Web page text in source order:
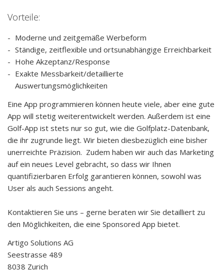
Vorteile:
Moderne und zeitgemäße Werbeform
Ständige, zeitflexible und ortsunabhängige Erreichbarkeit
Hohe Akzeptanz/Response
Exakte Messbarkeit/detaillierte
Auswertungsmöglichkeiten
Eine App programmieren können heute viele, aber eine gute
App will stetig weiterentwickelt werden. Außerdem ist eine
Golf-App ist stets nur so gut, wie die Golfplatz-Datenbank,
die ihr zugrunde liegt. Wir bieten diesbezüglich eine bisher
unerreichte Präzision. Zudem haben wir auch das Marketing
auf ein neues Level gebracht, so dass wir Ihnen
quantifizierbaren Erfolg garantieren können, sowohl was
User als auch Sessions angeht.
Kontaktieren Sie uns – gerne beraten wir Sie detailliert zu
den Möglichkeiten, die eine Sponsored App bietet.
Artigo Solutions AG
Seestrasse 489
8038 Zurich